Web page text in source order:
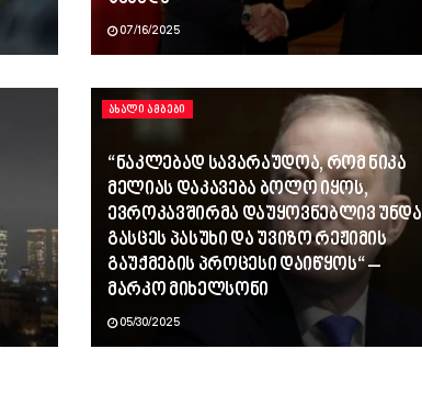
07/16/2025
ᲐᲮᲐᲚᲘ ᲐᲛᲑᲔᲑᲘ
“ნაკლებად სავარაუდოა, რომ ნიკა
მელიას დაკავება ბოლო იყოს,
ევროკავშირმა დაუყოვნებლივ უნდა
გასცეს პასუხი და უვიზო რეჟიმის
გაუქმების პროცესი დაიწყოს“ –
მარკო მიხელსონი
05/30/2025